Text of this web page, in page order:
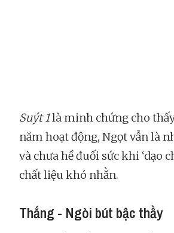
Suýt 1là minh chứng cho
năm hoạt động, Ngọt vẫn là
và chưa hề đuối sức khi ‘dạo
chất liệu khó nhằn.
Thắng - Ngòi bút bậc thầy